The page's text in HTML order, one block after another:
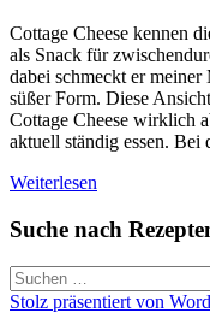
Cottage Cheese kennen
als Snack für
dabei schmeckt er
süßer Form. Diese
Cottage Cheese wirklich
aktuell ständig essen.
Weiterlesen
Suche nach
Suchen
nach:
Stolz präsentiert von